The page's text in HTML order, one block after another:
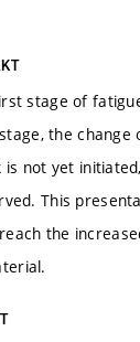
stage of
the
not yet
This
the